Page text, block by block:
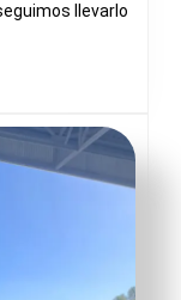
llevarlo